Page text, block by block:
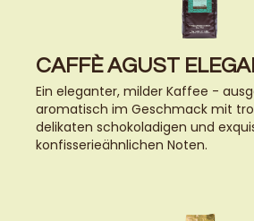
CAFFÈ AGUST
Ein eleganter, milder Kaffee -
aromatisch im Geschmack mit
delikaten schokoladigen und
konfisserieähnlichen Noten.